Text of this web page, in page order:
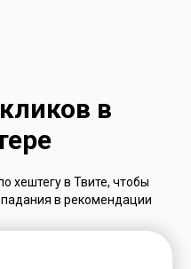
в
хештегу в Твите, чтобы
в рекомендации